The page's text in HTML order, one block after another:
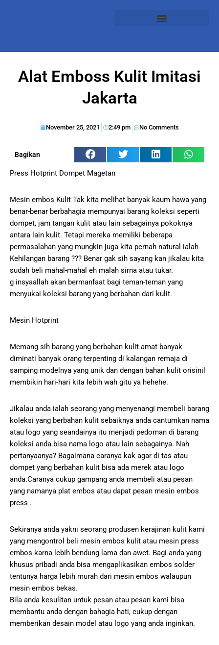
Alat Emboss Kulit Imitasi
Jakarta
November 25, 2021 2:49 pm No Comments
Bagikan
Press Hotprint Dompet Magetan
Mesin embos Kulit Tak kita melihat banyak kaum hawa yang
benar-benar berbahagia mempunyai barang koleksi seperti
dompet, jam tangan kulit atau lain sebagainya pokoknya
antara lain kulit. Tetapi mereka memiliki beberapa
permasalahan yang mungkin juga kita pernah natural ialah
Kehilangan barang ??? Benar gak sih sayang kan jikalau kita
sudah beli mahal-mahal eh malah sirna atau tukar.
g insyaallah akan bermanfaat bagi teman-teman yang
menyukai koleksi barang yang berbahan dari kulit.
Mesin Hotprint
Memang sih barang yang berbahan kulit amat banyak
diminati banyak orang terpenting di kalangan remaja di
samping modelnya yang unik dan dengan bahan kulit orisinil
membikin hari-hari kita lebih wah gitu ya hehehe.
Jikalau anda ialah seorang yang menyenangi membeli barang
koleksi yang berbahan kulit sebaiknya anda cantumkan nama
atau logo yang seandainya itu menjadi pedoman di barang
koleksi anda.bisa nama logo atau lain sebagainya. Nah
pertanyaanya? Bagaimana caranya kak agar di tas atau
dompet yang berbahan kulit bisa ada merek atau logo
anda.Caranya cukup gampang anda membeli atau pesan
yang namanya plat embos atau dapat pesan mesin embos
press .
Sekiranya anda yakni seorang produsen kerajinan kulit kami
yang mengontrol beli mesin embos kulit atau mesin press
embos karna lebih bendung lama dan awet. Bagi anda yang
khusus pribadi anda bisa mengaplikasikan embos solder
tentunya harga lebih murah dari mesin embos walaupun
mesin embos bekas.
Bila anda kesulitan untuk pesan atau pesan kami bisa
membantu anda dengan bahagia hati, cukup dengan
memberikan desain model atau logo yang anda inginkan.